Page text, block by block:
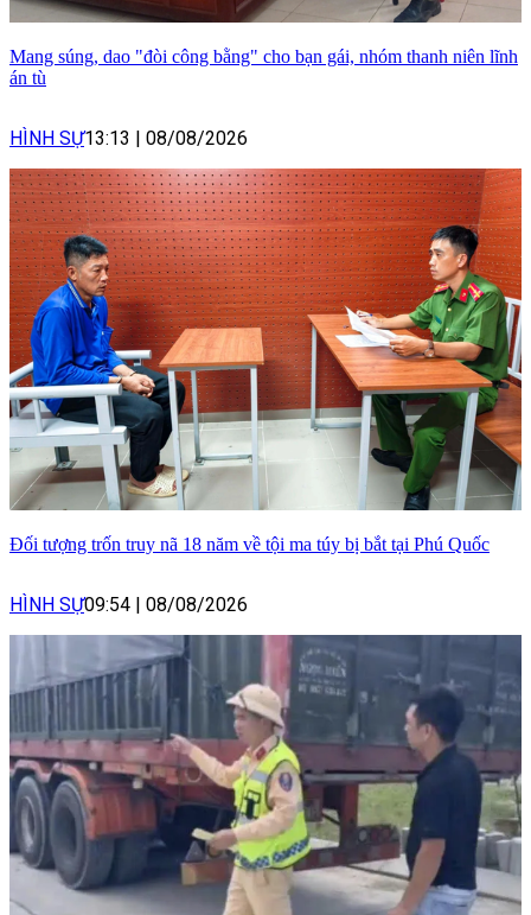
Mang súng, dao "đòi công bằng" cho bạn gái, nhóm thanh niên lĩnh
án tù
HÌNH SỰ13:13 | 08/08/2026
Đối tượng trốn truy nã 18 năm về tội ma túy bị bắt tại Phú Quốc
HÌNH SỰ09:54 | 08/08/2026